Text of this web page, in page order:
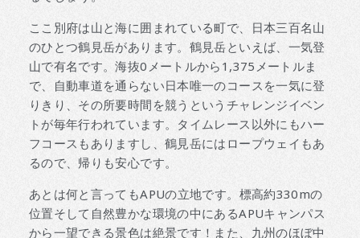
ここ別府は山と海に囲まれている町で、日本三百名山
のひとつ鶴見岳があります。鶴見岳といえば、一気登
山で有名です。海抜0メートルから1,375メートルま
で、自動車道を通らない日本唯一のコースを一気に登
りきり、その所要時間を競うというチャレンジイベン
トが毎年行われています。タイムレース以外にもハー
フコースもありますし、鶴見岳にはロープウェイもあ
るので、帰りも安心です。
あとは何と言ってもAPUの立地です。標高約330mの
位置そして自然豊かな環境の中にあるAPUキャンパス
から一望できる景色は絶景です！また、九州のほぼ中